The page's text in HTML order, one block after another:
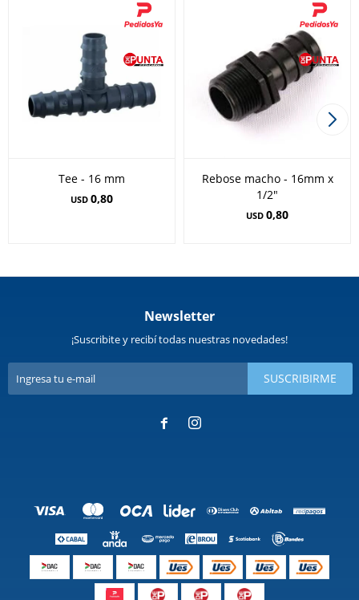
Tee - 16 mm
USD 0,80
Rebose macho - 16mm x
1/2"
USD 0,80
Newsletter
¡Suscribite y recibí todas nuestras novedades!
SUSCRIBIRME
 